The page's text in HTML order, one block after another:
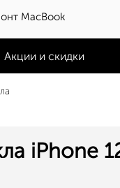
MacBook
Акции и скидки
iPhone